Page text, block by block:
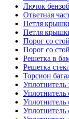
Лючок
Ответная
Петля
Петля
Порог со
Порог со
Решетка в
Решетка
Торсион
Уплотнитель
Уплотнитель
Уплотнитель
Уплотнитель